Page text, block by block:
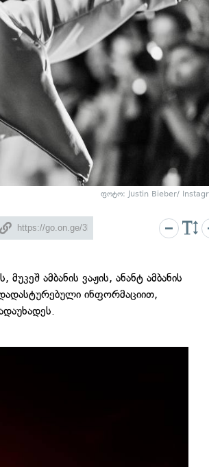
ფოტო: Justin Bieber/
ამბანის ვაჟის, ანანტ ამბანის
ინფორმაციით,